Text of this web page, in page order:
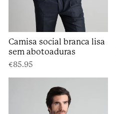
Camisa social branca lisa
sem abotoaduras
€85.95